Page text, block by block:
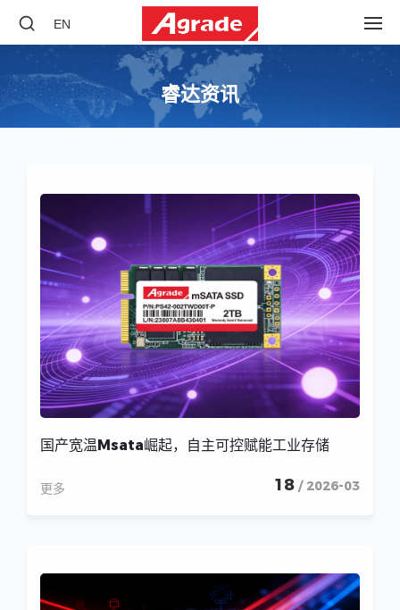
EN
睿达资讯
国产宽温Msata崛起，自主可控赋能工业存储
更多 18 / 2026-03